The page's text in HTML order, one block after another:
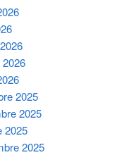
2025
2025
2025
2025